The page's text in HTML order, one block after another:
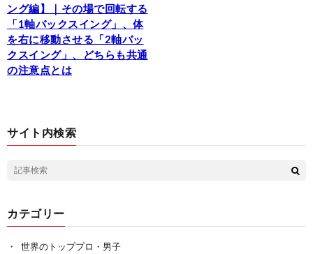
ング編】｜その場で回転する
「1軸バックスイング」、体
を右に移動させる「2軸バッ
クスイング」、どちらも共通
の注意点とは
サイト内検索
カテゴリー
世界のトッププロ・男子